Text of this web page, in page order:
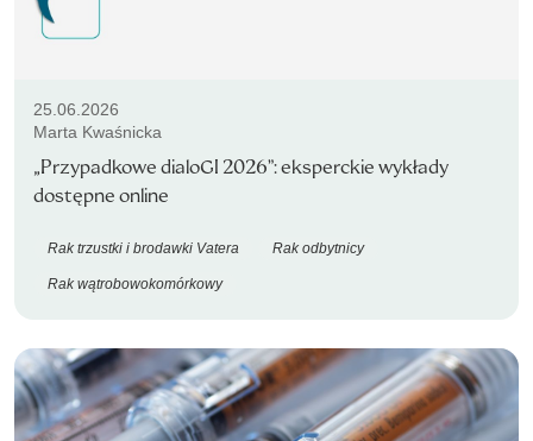
25.06.2026
Marta Kwaśnicka
„Przypadkowe dialoGI 2026”: eksperckie wykłady
dostępne online
Rak trzustki i brodawki Vatera Rak odbytnicy
Rak wątrobowokomórkowy